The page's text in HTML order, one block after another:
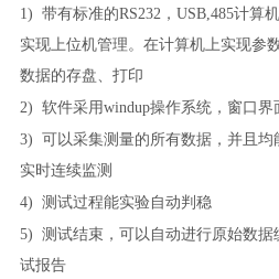
1) 带有标准的RS232，USB,485计算
实现上位机管理。在计算机上实现参
数据的存盘、打印
2) 软件采用windup操作系统，窗口界
3) 可以采集测量的所有数据，并且
实时连续监测
4) 测试过程能实验自动判稳
5) 测试结束，可以自动进行原始数据
试报告